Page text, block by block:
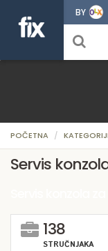
BY
POČETNA
Servis
138
STRUČNJAKA